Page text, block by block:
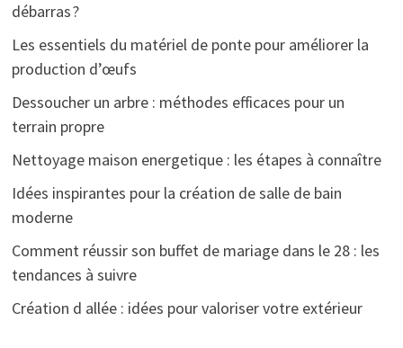
débarras ?
Les essentiels du matériel de ponte pour améliorer la
production d’œufs
Dessoucher un arbre : méthodes efficaces pour un
terrain propre
Nettoyage maison energetique : les étapes à connaître
Idées inspirantes pour la création de salle de bain
moderne
Comment réussir son buffet de mariage dans le 28 : les
tendances à suivre
Création d allée : idées pour valoriser votre extérieur